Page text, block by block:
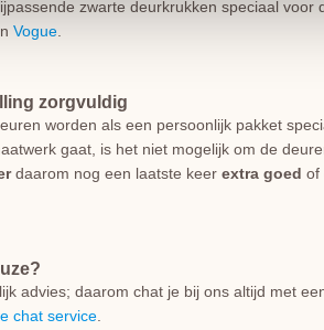
zwarte deurkrukken speciaal voor
Vogue
zorgvuldig
worden als een persoonlijk pakket
gaat, is het niet mogelijk om de
daarom nog een laatste keer extra goed of
advies; daarom chat je bij ons altijd met
chat service